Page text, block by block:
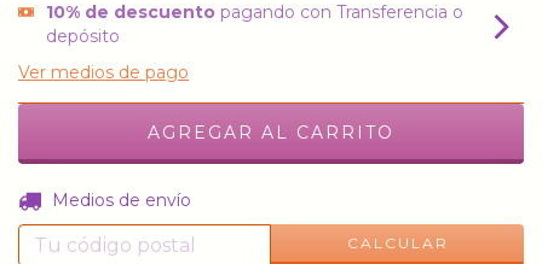
10% de descuentopagando con Transferencia o
depósito
Ver medios de pago
Entregas para el CP:
Medios de envío
CALCULAR